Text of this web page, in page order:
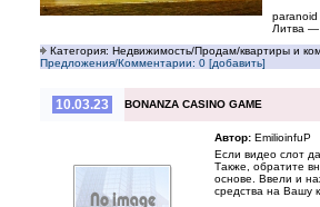
paranoid
Литва —
Категория: Недвижимость/Продам/квартиры и
Предложения/Комментарии: 0 [добавить]
10.03.23 BONANZA CASINO GAME
Автор: EmilioinfuP
Если видео слот
Также, обратите
основе. Ввели и
средства на Вашу